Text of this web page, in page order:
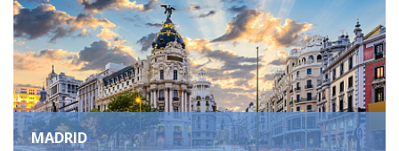
MADRID